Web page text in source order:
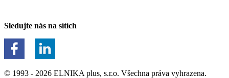
Sledujte nás na sítích
© 1993 - 2026 ELNIKA plus, s.r.o. Všechna práva vyhrazena.